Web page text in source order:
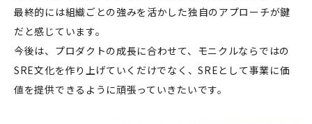
最終的には組織ごとの強みを活かした独自のアプローチが鍵
だと感じています。
今後は、プロダクトの成長に合わせて、モニクルならではの
SRE文化を作り上げていくだけでなく、SREとして事業に価
値を提供できるように頑張っていきたいです。